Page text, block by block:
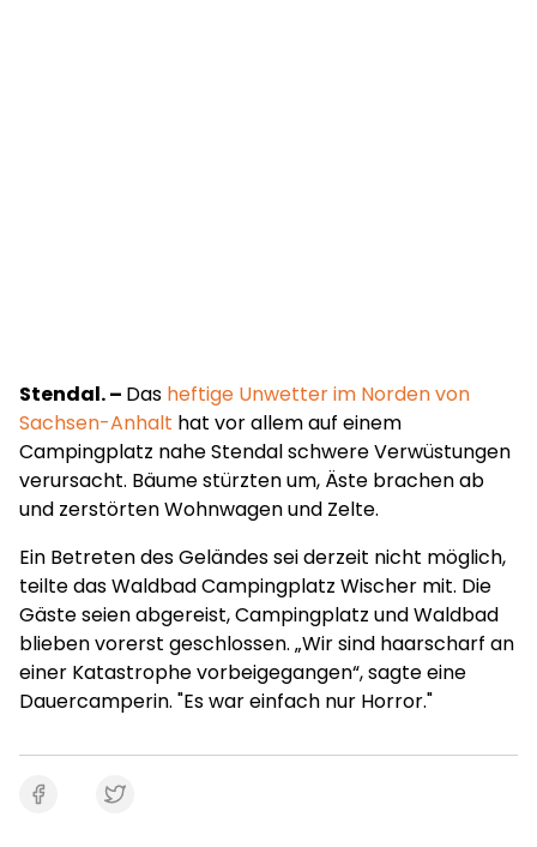
Stendal. – Das heftige Unwetter im Norden von
Sachsen-Anhalt hat vor allem auf einem
Campingplatz nahe Stendal schwere Verwüstungen
verursacht. Bäume stürzten um, Äste brachen ab
und zerstörten Wohnwagen und Zelte.
Ein Betreten des Geländes sei derzeit nicht möglich,
teilte das Waldbad Campingplatz Wischer mit. Die
Gäste seien abgereist, Campingplatz und Waldbad
blieben vorerst geschlossen. „Wir sind haarscharf an
einer Katastrophe vorbeigegangen“, sagte eine
Dauercamperin. "Es war einfach nur Horror."